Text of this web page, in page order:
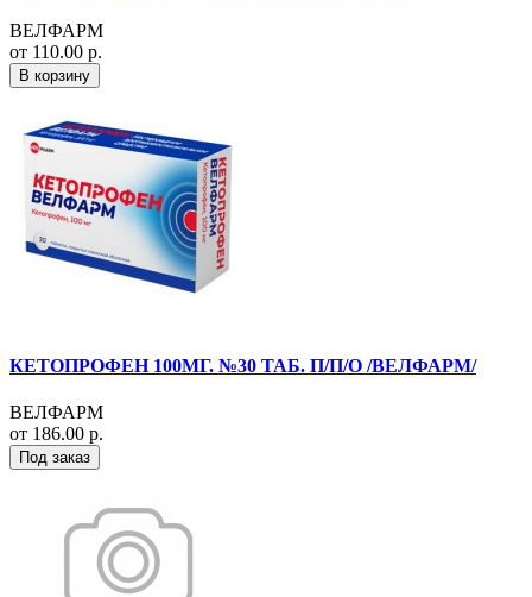
ВЕЛФАРМ
от 110.00 р.
В корзину
КЕТОПРОФЕН 100МГ. №30 ТАБ. П/П/О /ВЕЛФАРМ/
ВЕЛФАРМ
от 186.00 р.
Под заказ